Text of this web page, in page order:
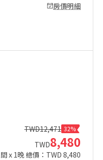
房價明細
TWD12,471 32%
TWD8,480
間 x 1晚 總價：TWD 8,480